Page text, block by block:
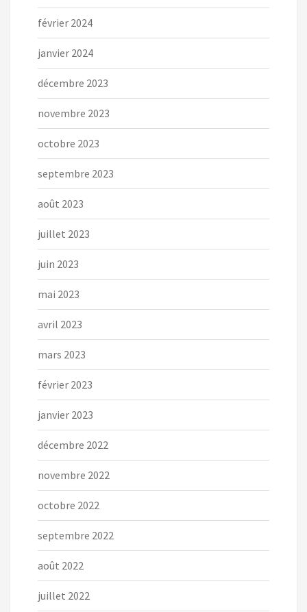
février 2024
janvier 2024
décembre 2023
novembre 2023
octobre 2023
septembre 2023
août 2023
juillet 2023
juin 2023
mai 2023
avril 2023
mars 2023
février 2023
janvier 2023
décembre 2022
novembre 2022
octobre 2022
septembre 2022
août 2022
juillet 2022